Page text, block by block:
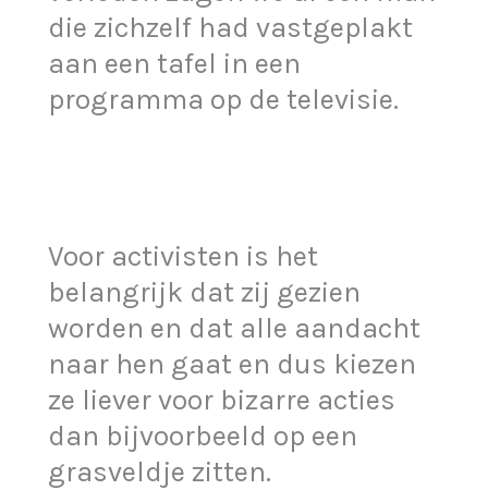
die zichzelf had vastgeplakt
aan een tafel in een
programma op de televisie.
Voor activisten is het
belangrijk dat zij gezien
worden en dat alle aandacht
naar hen gaat en dus kiezen
ze liever voor bizarre acties
dan bijvoorbeeld op een
grasveldje zitten.